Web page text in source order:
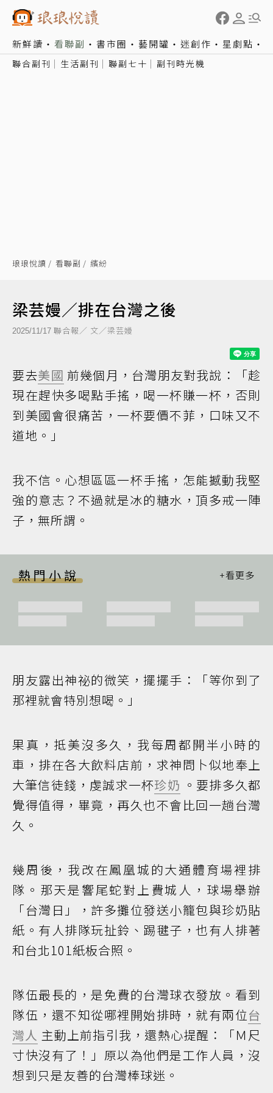
新鮮讀 看聯副 書市圈 藝開罐 迷創作 星劇點
聯合副刊 生活副刊 聯副七十 副刊時光機
琅琅悅讀 看聯副 繽紛
梁芸嫚／排在台灣之後
2025/11/17 聯合報／ 文／梁芸嫚
要去美國 前幾個月，台灣朋友對我說：「趁
現在趕快多喝點手搖，喝一杯賺一杯，否則
到美國會很痛苦，一杯要價不菲，口味又不
道地。」
我不信。心想區區一杯手搖，怎能撼動我堅
強的意志？不過就是冰的糖水，頂多戒一陣
子，無所謂。
熱門小說
朋友露出神祕的微笑，擺擺手：「等你到了
那裡就會特別想喝。」
果真，抵美沒多久，我每周都開半小時的
車，排在各大飲料店前，求神問卜似地奉上
大筆信徒錢，虔誠求一杯珍奶 。要排多久都
覺得值得，畢竟，再久也不會比回一趟台灣
久。
幾周後，我改在鳳凰城的大通體育場裡排
隊。那天是響尾蛇對上費城人，球場舉辦
「台灣日」，許多攤位發送小籠包與珍奶貼
紙。有人排隊玩扯鈴、踢毽子，也有人排著
和台北101紙板合照。
隊伍最長的，是免費的台灣球衣發放。看到
隊伍，還不知從哪裡開始排時，就有兩位台
灣人 主動上前指引我，還熱心提醒：「Ｍ尺
寸快沒有了！」原以為他們是工作人員，沒
想到只是友善的台灣棒球迷。